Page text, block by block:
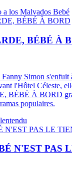
a los Malvados Bebé
BÉBÉ À
Simon s'enfuit
l'Hôtel Céleste,
BÉBÉ À BORD
populaires.
N'EST PAS